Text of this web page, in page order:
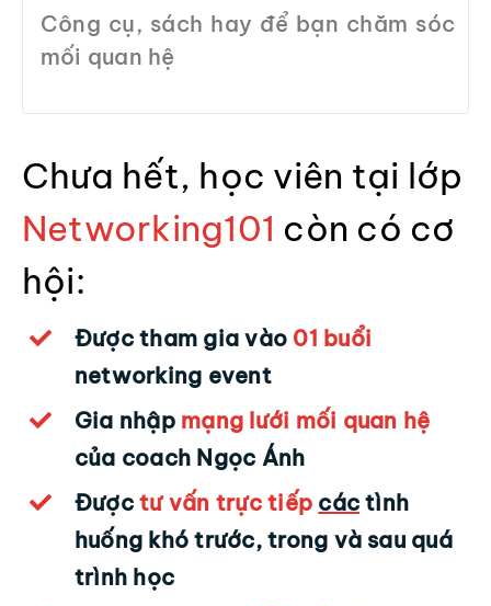
Công cụ, sách hay để bạn chăm sóc
mối quan hệ
Chưa hết, học viên tại lớp
Networking101 còn có cơ
hội:
Được tham gia vào 01 buổi
networking event
Gia nhập mạng lưới mối quan hệ
của coach Ngọc Ánh
Đượctư vấn trực tiếp các tình
huống khó trước, trong và sau quá
trình học